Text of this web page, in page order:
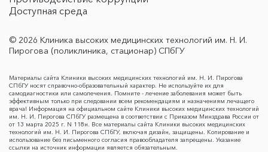
Доступная среда
© 2026 Клиника высоких медицинских технологий им. Н. И.
Пирогова (поликлиника, стационар) СПбГУ
Материалы сайта Клиники высоких медицинских технологий им. Н. И. Пирогова
СПбГУ носят справочно-образовательный характер. Не используйте их для
самодиагностики или самолечения. Помните - лечение заболевания может быть
эффективным только при следовании всем рекомендациям и назначениям лечащего
врача! Информация на официальном сайте Клиники высоких медицинских технологий
им. Н. И. Пирогова СПбГУ размещена в соответствии с Приказом Минздрава России от
от 13 марта 2025 г. N 118н. Все материалы сайта Клиники высоких медицинских
технологий им. Н. И. Пирогова СПбГУ, включая дизайн, защищены. Копирование и
использование без письменного согласия правообладателя запрещены. Указание
ссылки на источник информации является обязательным.